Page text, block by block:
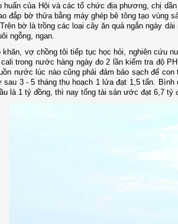
của Hội và các tổ chức địa phương, chị
đắp bờ thửa bằng máy ghép bê tông tạo vùng
bờ là trồng các loại cây ăn quả ngắn ngày
ngỗng, ngan.
khăn, vợ chồng tôi tiếp tục học hỏi, nghiên cứu
trong nước hàng ngày đo 2 lần kiểm tra độ
nước lúc nào cũng phải đảm bảo sạch để
3 - 5 tháng thu hoạch 1 lứa đạt 1,5 tấn.
là 1 tỷ đồng, thì nay tổng tài sản ước đạt 6,7 tỷ